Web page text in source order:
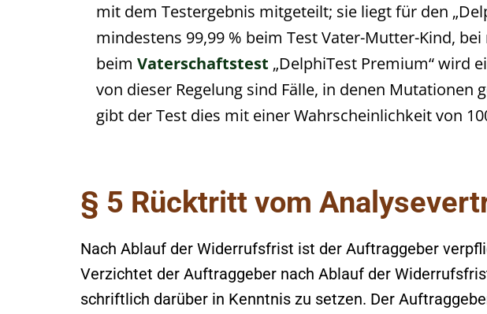
mit dem Testergebnis mitgeteilt; sie liegt für den
mindestens 99,99 % beim Test Vater-Mutter-Kind,
beim Vaterschaftstest „DelphiTest Premium“ wird
von dieser Regelung sind Fälle, in denen Mutationen
gibt der Test dies mit einer Wahrscheinlichkeit von
§ 5 Rücktritt vom
Nach Ablauf der Widerrufsfrist ist der Auftraggeber
Verzichtet der Auftraggeber nach Ablauf der
schriftlich darüber in Kenntnis zu setzen. Der